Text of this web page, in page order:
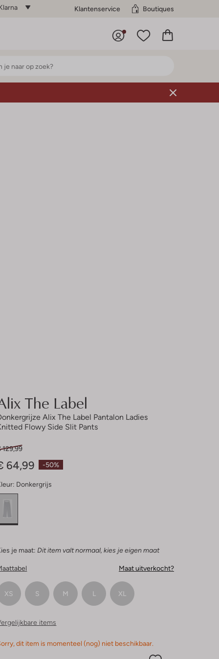
Klantenservice Boutiques
The Label
Alix The Label Pantalon Ladies
Flowy Side Slit Pants
-50%
129,99
64,99
Donkergrijs
je maat: Dit item valt normaal, kies je eigen maat
Maat uitverkocht?
XS S M L XL
items
dit item is momenteel (nog) niet beschikbaar.